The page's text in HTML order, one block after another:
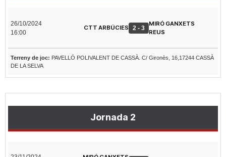
26/10/2024
16:00
CTT ARBÚCIES 2 - 3
MIRÓ GANXETS
REUS
Terreny de joc: PAVELLÓ POLIVALENT DE CASSÀ. C/ Gironès, 16,17244 CASSÀ
DE LA SELVA
Jornada 2